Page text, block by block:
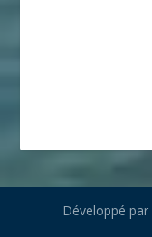
Développé par